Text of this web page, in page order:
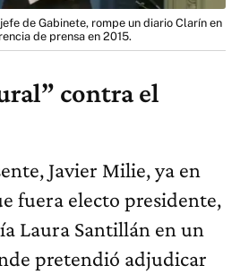
de Gabinete, rompe un diario Clarín en
de prensa en 2015.
contra el
Javier Milie, ya en
fuera electo presidente,
Laura Santillán en un
pretendió adjudicar